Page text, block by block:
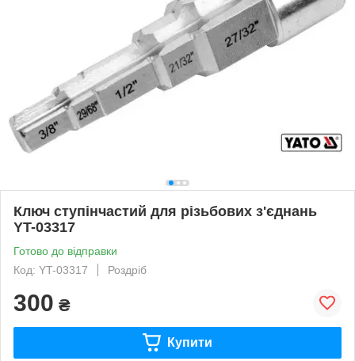
Ключ ступінчастий для різьбових з'єднань
YT-03317
Готово до відправки
Код: YT-03317
Роздріб
300 ₴
Купити